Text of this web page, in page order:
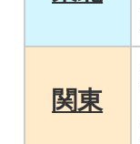
関東